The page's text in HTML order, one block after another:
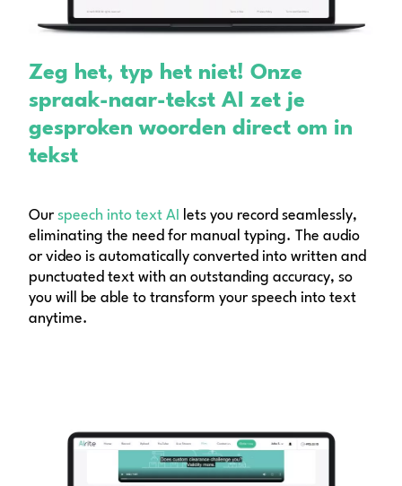
Zeg het, typ het niet! Onze
spraak-naar-tekst AI zet je
gesproken woorden direct om in
tekst
Ourspeech into text AI
lets you record seamlessly,
eliminating the need for manual typing. The audio
or video is automatically converted into written and
punctuated text with an outstanding accuracy, so
you will be able to transform your speech into text
anytime.